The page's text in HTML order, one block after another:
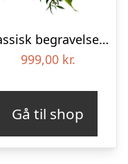
Klassisk begravelses­krans
999,00 kr.
Gå til shop